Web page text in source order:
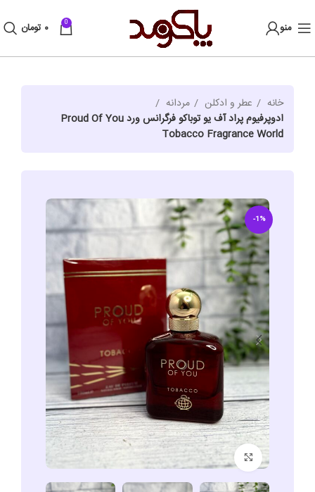
منو 0 ۰ تومان
خانه عطر و ادکلن
مردانه
ادوپرفیوم پراد آف یو توباکو فرگرانس ورد Proud Of You
Tobacco Fragrance World
-1%
برای بزرگنمایی کلیک کنید